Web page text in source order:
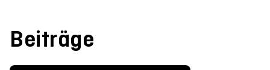
Beiträge